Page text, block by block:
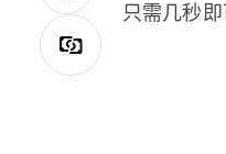
只需几秒